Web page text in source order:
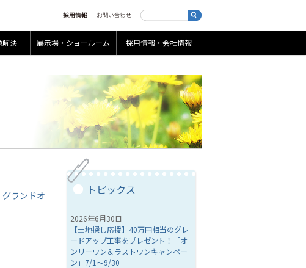
解決 展示場・ショールーム 採用情報・会社情報
ランドオ
トピックス
2026年6月30日
【土地探し応援】40万円相当のグレ
ードアップ工事をプレゼント！「オ
ンリーワン＆ラストワンキャンペー
ン」7/1～9/30